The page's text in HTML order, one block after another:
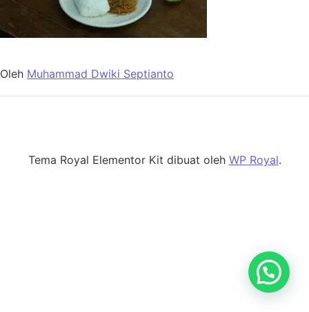
Oleh Muhammad Dwiki Septianto
Tema Royal Elementor Kit dibuat oleh WP Royal.